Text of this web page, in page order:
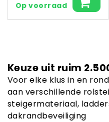
Op voorraad
Keuze uit ruim
Voor elke klus in en
aan verschillende
steigermateriaal,
dakrandbeveiliging